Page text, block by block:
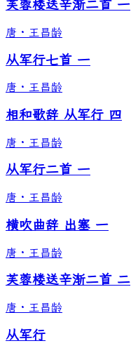
芙蓉楼送辛渐二首 一
唐 · 王昌龄
从军行七首 一
唐 · 王昌龄
相和歌辞 从军行 四
唐 · 王昌龄
从军行二首 一
唐 · 王昌龄
横吹曲辞 出塞 一
唐 · 王昌龄
芙蓉楼送辛渐二首 二
唐 · 王昌龄
从军行